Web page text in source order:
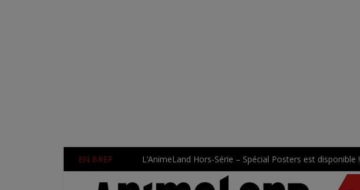
EN BREF L’AnimeLand Hors-Série – Spécial Posters est disponible !